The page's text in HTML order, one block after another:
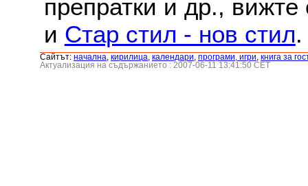
препратки и др.,
и Стар стил - нов стил.
Сайтът: началнa кирилица календари програми, игри книга за
Актуализация на съдържанието : 2007-06-11 13:41:50 CET